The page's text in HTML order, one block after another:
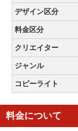
デザイン区分
料金区分
クリエイター
ジャンル
コピーライト
料金について